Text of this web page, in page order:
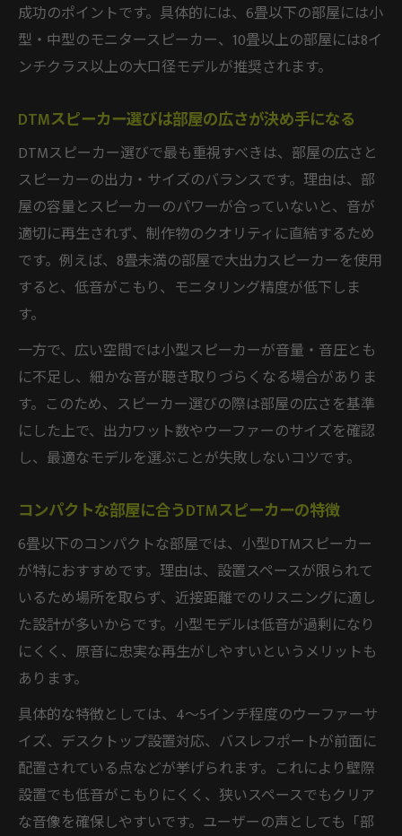
成功のポイントです。具体的には、6畳以下の部屋には小
型・中型のモニタースピーカー、10畳以上の部屋には8イ
ンチクラス以上の大口径モデルが推奨されます。
DTMスピーカー選びは部屋の広さが決め手になる
DTMスピーカー選びで最も重視すべきは、部屋の広さと
スピーカーの出力・サイズのバランスです。理由は、部
屋の容量とスピーカーのパワーが合っていないと、音が
適切に再生されず、制作物のクオリティに直結するため
です。例えば、8畳未満の部屋で大出力スピーカーを使用
すると、低音がこもり、モニタリング精度が低下しま
す。
一方で、広い空間では小型スピーカーが音量・音圧とも
に不足し、細かな音が聴き取りづらくなる場合がありま
す。このため、スピーカー選びの際は部屋の広さを基準
にした上で、出力ワット数やウーファーのサイズを確認
し、最適なモデルを選ぶことが失敗しないコツです。
コンパクトな部屋に合うDTMスピーカーの特徴
6畳以下のコンパクトな部屋では、小型DTMスピーカー
が特におすすめです。理由は、設置スペースが限られて
いるため場所を取らず、近接距離でのリスニングに適し
た設計が多いからです。小型モデルは低音が過剰になり
にくく、原音に忠実な再生がしやすいというメリットも
あります。
具体的な特徴としては、4〜5インチ程度のウーファーサ
イズ、デスクトップ設置対応、バスレフポートが前面に
配置されている点などが挙げられます。これにより壁際
設置でも低音がこもりにくく、狭いスペースでもクリア
な音像を確保しやすいです。ユーザーの声としても「部